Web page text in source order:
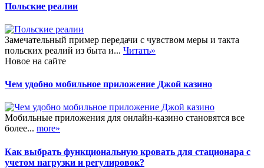
Польские реалии
Замечательный пример передачи с чувством меры и такта
польских реалий из быта и... Читать»
Новое на сайте
Чем удобно мобильное приложение Джой казино
Мобильные приложения для онлайн-казино становятся все
более... more»
Как выбрать функциональную кровать для стационара с
учетом нагрузки и регулировок?